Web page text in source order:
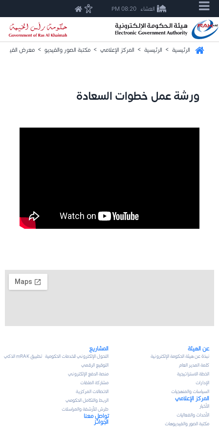
العشاء 08:20 PM
الرئيسية > الرئيسية > المركز الإعلامي > مكتبة الصور والفيديو > معرض الفيديو
ورشة عمل خطوات السعادة
عن الهيئة
نبذة عن هيئة الحكومة الإلكترونية
كلمة المدير العام
الخطة الاستراتيجية
الإدارات
السياسات والمنهجيات
المركز الإعلامي
الأخبار
الأحداث والفعاليات
مكتبة الصور والفيديوهات
المشاريع
التحول الإلكتروني للخدمات الحكومية تطبيق mRAK الذكي
التوقيع الرقمي
منصة الدفع الإلكتروني
مشاركة الملفات
الاتصالات المركزية
الربط والتكامل الحكومي
طرش للأرشفة والمراسلات
تواصل معنا
الجوائز